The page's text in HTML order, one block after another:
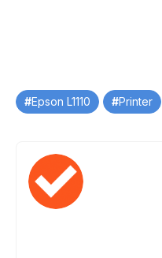
TagEpson L1110 Printer